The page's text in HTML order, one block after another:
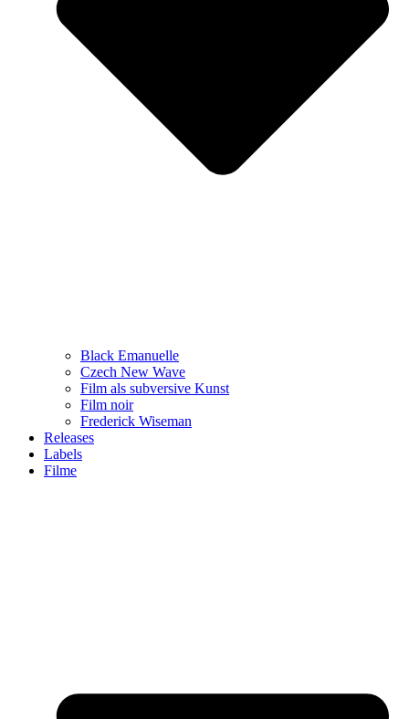
Black Emanuelle
Czech New Wave
Film als subversive Kunst
Film noir
Frederick Wiseman
Releases
Labels
Filme